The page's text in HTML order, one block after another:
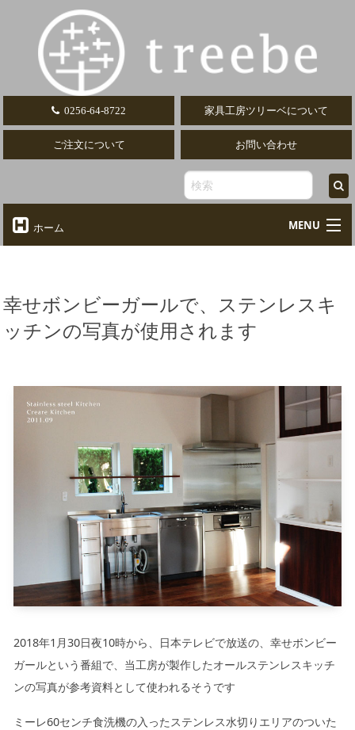
0256-64-8722 家具工房ツリーベについて
ご注文について お問い合わせ
ホーム MENU
オーダーデスク
Desk
椅子・ソファ
Kitchen
木の小物・その他
Furniture
造り付け家具
Build-in
オーダーキッチン
Order-kitchen
幸せボンビーガールで、ステンレスキ
ッチンの写真が使用されます
2018年1月30日夜10時から、日本テレビで放送の、幸せボンビー
ガールという番組で、当工房が製作したオールステンレスキッチ
ンの写真が参考資料として使われるそうです
ミーレ60センチ食洗機の入ったステンレス水切りエリアのついた